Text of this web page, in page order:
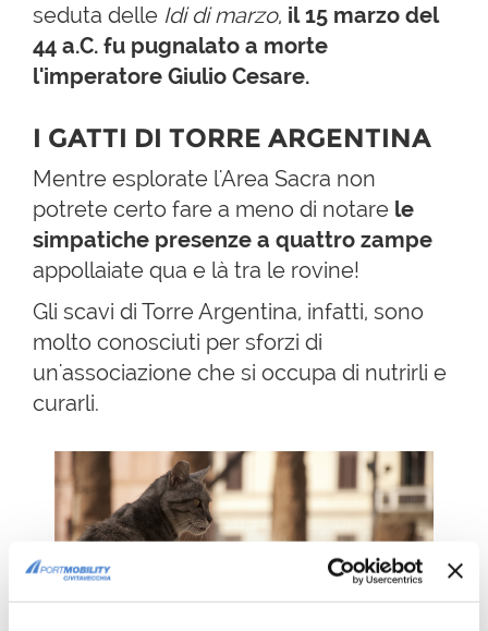
seduta delle Idi di marzo, il 15 marzo del
44 a.C. fu pugnalato a morte
l'imperatore Giulio Cesare.
I GATTI DI TORRE ARGENTINA
Mentre esplorate l'Area Sacra non
potrete certo fare a meno di notare le
simpatiche presenze a quattro zampe
appollaiate qua e là tra le rovine!
Gli scavi di Torre Argentina, infatti, sono
molto conosciuti per sforzi di
un'associazione che si occupa di nutrirli e
curarli.